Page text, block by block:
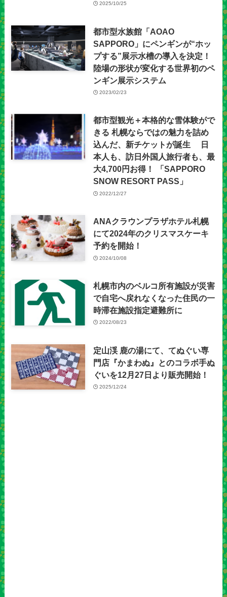
2025/10/25
都市型水族館「AOAO
SAPPORO」にペンギンが“ホッ
プする”展示水槽の導入を決定！
陸場の形状が変化する世界初のペ
ンギン展示システム
2023/02/23
都市型観光＋本格的な雪体験がで
きる 札幌ならではの魅力を詰め
込んだ、新チケットが誕生 日
本人も、訪日外国人旅行者も、最
大4,700円お得！ 「SAPPORO
SNOW RESORT PASS」
2022/12/27
ANAクラウンプラザホテル札幌
にて2024年のクリスマスケーキ
予約を開始！
2024/10/08
札幌市内のベルコ所有施設が災害
で自宅へ戻れなくなった住民の一
時滞在施設指定避難所に
2022/08/23
定山渓 鹿の湯にて、てぬぐい専
門店『かまわぬ』とのコラボ手ぬ
ぐいを12月27日より販売開始！
2025/12/24